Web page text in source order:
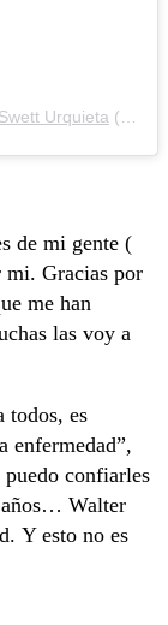
Urquieta (@maneswett) el
de mi gente (
mi. Gracias por
me han
las voy a
todos, es
enfermedad”,
confiarles
años… Walter
Y esto no es